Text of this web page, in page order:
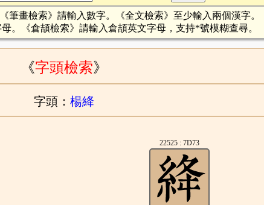
筆畫檢索》請輸入數字。《全文檢索》至少輸入兩個漢字。
。《倉頡檢索》請輸入倉頡英文字母，支持*號模糊查尋。
《字頭檢索》
字頭： 楊絳
22525 : 7D73